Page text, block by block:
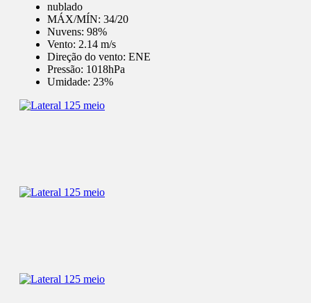
nublado
MÁX/MÍN: 34/20
Nuvens: 98%
Vento: 2.14 m/s
Direção do vento: ENE
Pressão: 1018hPa
Umidade: 23%